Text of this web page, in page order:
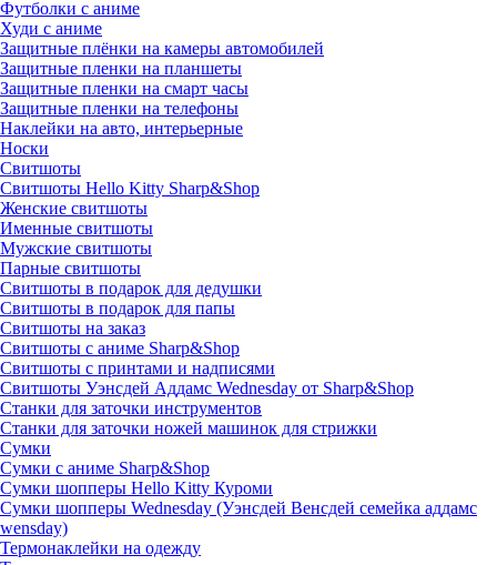
Футболки с аниме
Худи с аниме
Защитные плёнки на камеры автомобилей
Защитные пленки на планшеты
Защитные пленки на смарт часы
Защитные пленки на телефоны
Наклейки на авто, интерьерные
Носки
Свитшоты
Cвитшоты Hello Kitty Sharp&Shop
Женские свитшоты
Именные свитшоты
Мужские свитшоты
Парные свитшоты
Свитшоты в подарок для дедушки
Свитшоты в подарок для папы
Свитшоты на заказ
Свитшоты с аниме Sharp&Shop
Свитшоты с принтами и надписями
Свитшоты Уэнсдей Аддамс Wednesday от Sharp&Shop
Станки для заточки инструментов
Станки для заточки ножей машинок для стрижки
Сумки
Сумки с аниме Sharp&Shop
Сумки шопперы Hello Kitty Куроми
Сумки шопперы Wednesday (Уэнсдей Венсдей семейка аддамс
wensday)
Термонаклейки на одежду